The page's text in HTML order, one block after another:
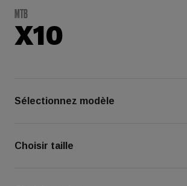
MTB
X10
Sélectionnez modèle
Choisir taille